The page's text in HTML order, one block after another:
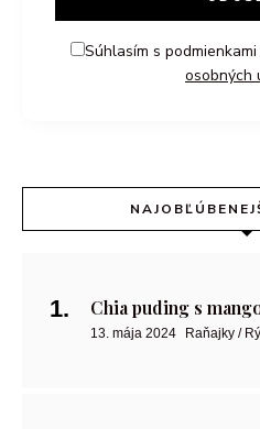
Súhlasím s
osobných
Chia puding s
13. mája 2024 Raňajky /